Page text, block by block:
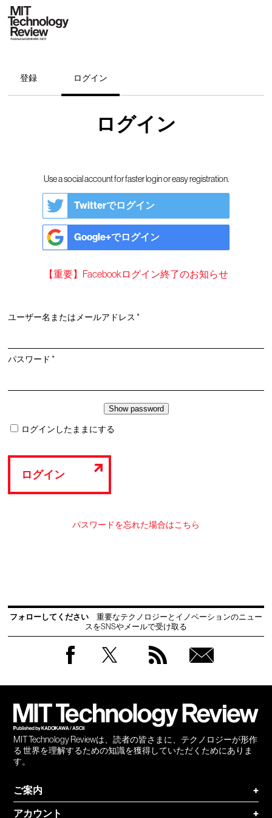
登録 ログイン
ログイン
Use a social account for faster login or easy registration.
Twitterでログイン
Google+でログイン
【重要】Facebookログイン終了のお知らせ
ユーザー名またはメールアドレス*必
パスワード*必
ログインしたままにする
ログイン
パスワードを忘れた場合はこちら
フォローしてください
重要なテクノロジーとイノベーションのニュー
スをSNSやメールで受け取る
MIT Technology Reviewは、読者の皆さまに、テクノロジーが形作
る 世界を理解するための知識を獲得していただくためにありま
す。
ご案内
+
アカウント
+